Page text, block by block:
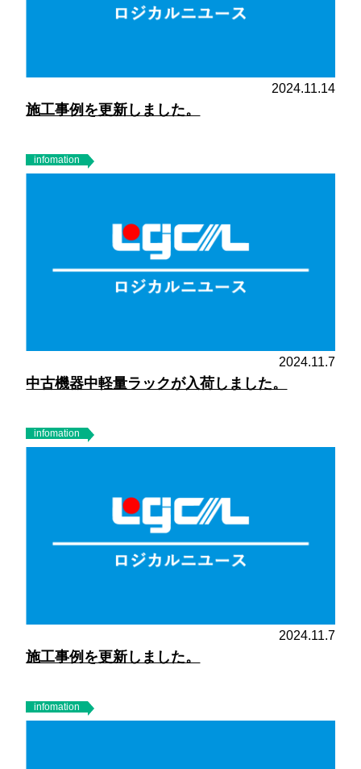
2024.11.14
施工事例を更新しました。
infomation
2024.11.7
中古機器中軽量ラックが入荷しました。
infomation
2024.11.7
施工事例を更新しました。
infomation